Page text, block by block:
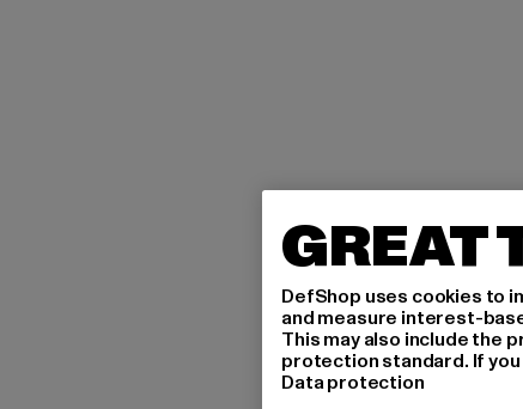
GREAT
DefShop uses cookies to
and measure interest-
This may also include the
protection standard. If you
Data protection